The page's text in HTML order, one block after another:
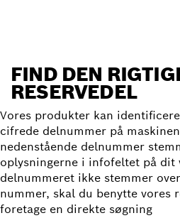
FIND DEN
RESERVEDEL
Vores produkter kan
cifrede delnummer på
nedenstående delnummer
oplysningerne i infofeltet på
delnummeret ikke stemmer
nummer, skal du benytte vores
foretage en direkte søgning